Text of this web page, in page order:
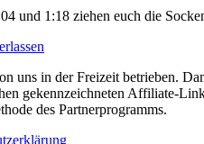
und 1:18 ziehen euch die
uns in der Freizeit betrieben.
gekennzeichneten Affiliate-
des Partnerprogramms.